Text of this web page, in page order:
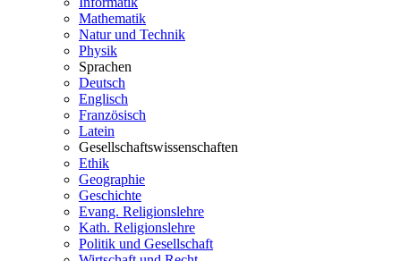
Mathematik
Natur und Technik
Physik
Sprachen
Deutsch
Englisch
Französisch
Latein
Gesellschaftswissenschaften
Ethik
Geographie
Geschichte
Evang. Religionslehre
Kath. Religionslehre
Politik und Gesellschaft